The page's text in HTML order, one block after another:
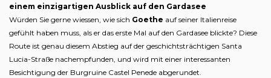
einem einzigartigen Ausblick auf den Gardasee
Würden Sie gerne wiessen, wie sich Goethe auf seiner Italienreise
gefühlt haben muss, als er das erste Mal auf den Gardasee blickte? Diese
Route ist genau diesem Abstieg auf der geschichtsträchtigen Santa
Lucia-Straße nachempfunden, und wird mit einer interessanten
Besichtigung der Burgruine Castel Penede abgerundet.